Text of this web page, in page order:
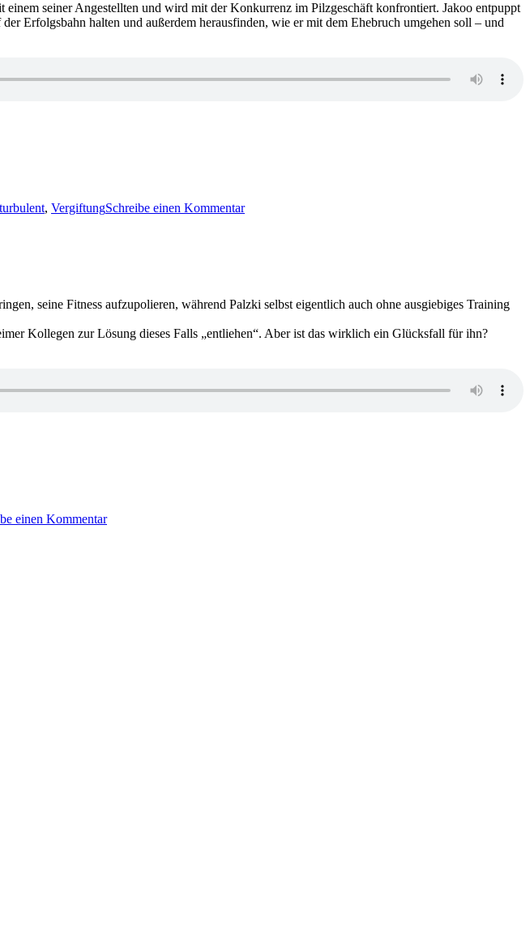
seiner Angestellten und wird mit der Konkurrenz im Pilzgeschäft konfrontiert. Jakoo entpuppt
Erfolgsbahn halten und außerdem herausfinden, wie er mit dem Ehebruch umgehen soll – und
turbulent, VergiftungSchreibe einen KommentarAntti
zum
seine Fitness aufzupolieren, während Palzki selbst eigentlich auch ohne ausgiebiges Training
Kollegen zur Lösung dieses Falls „entliehen“. Aber ist das wirklich ein Glücksfall für ihn?
einen KommentarHarald